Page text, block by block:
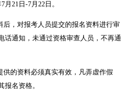
月21日-7月22日。
后，对报考人员提交的报名资料进行审
话通知，未通过资格审查人员，不再通
供的资料必须真实有效，凡弄虚作假
报名资格。